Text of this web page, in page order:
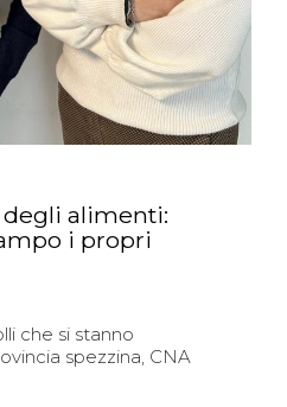
alimenti:
i propri
che si stanno
spezzina, CNA